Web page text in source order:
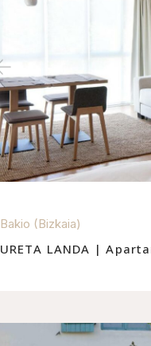
Bakio (Bizkaia)
URETA LANDA |